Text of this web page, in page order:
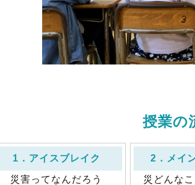
授業の
1．アイスブレイク
災害ってなんだろう
2．メイ
災どんな